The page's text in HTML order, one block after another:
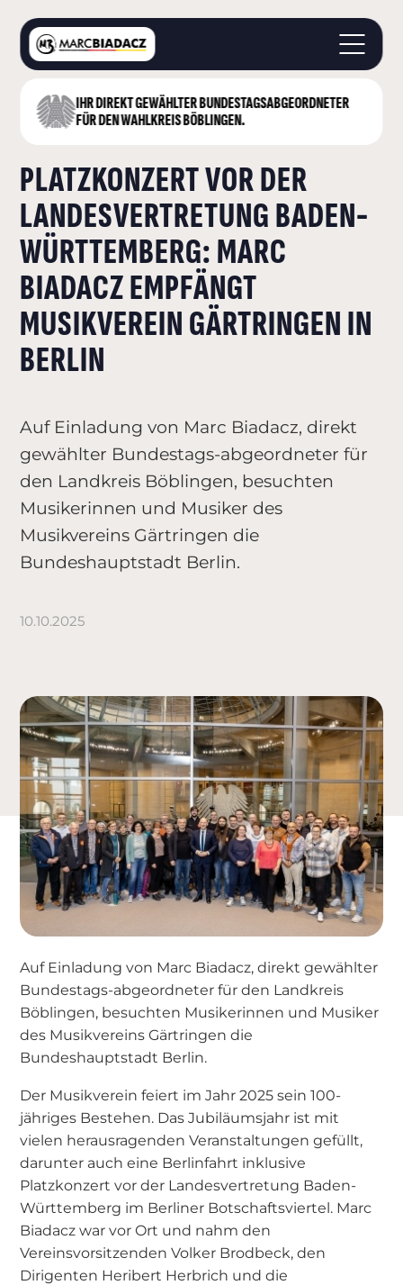
IHR DIREKT GEWÄHLTER BUNDESTAGS­ABGEORDNETER
FÜR DEN WAHLKREIS BÖBLINGEN.
STARTSEITE
LANDKREIS BÖBLINGEN
DEUTSCHER BUNDESTAG
AKTUELLES
KONTAKT
PLATZKONZERT VOR DER
LANDESVERTRETUNG BADEN-
WÜRTTEMBERG: MARC
BIADACZ EMPFÄNGT
MUSIKVEREIN GÄRTRINGEN IN
BERLIN
Auf Einladung von Marc Biadacz, direkt
gewählter Bundestags-abgeordneter für
den Landkreis Böblingen, besuchten
Musikerinnen und Musiker des
Musikvereins Gärtringen die
Bundeshauptstadt Berlin.
10.10.2025
Auf Einladung von Marc Biadacz, direkt gewählter
Bundestags-abgeordneter für den Landkreis
Böblingen, besuchten Musikerinnen und Musiker
des Musikvereins Gärtringen die
Bundeshauptstadt Berlin.
Der Musikverein feiert im Jahr 2025 sein 100-
jähriges Bestehen. Das Jubiläumsjahr ist mit
vielen herausragenden Veranstaltungen gefüllt,
darunter auch eine Berlinfahrt inklusive
Platzkonzert vor der Landesvertretung Baden-
Württemberg im Berliner Botschaftsviertel. Marc
Biadacz war vor Ort und nahm den
Vereinsvorsitzenden Volker Brodbeck, den
Dirigenten Heribert Herbrich und die